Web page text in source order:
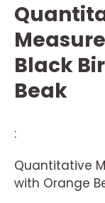
Black
Beak
:
Quantitative
with Orange